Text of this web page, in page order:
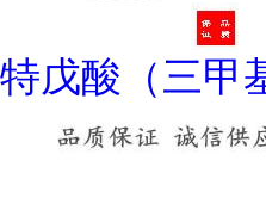
特戊酸（三甲